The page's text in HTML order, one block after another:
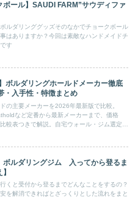
ボール】SAUDI FARM”サウディファ
ルダリンググッズそのなかでチョークボール
はありますか？今回は素敵なハンドメイドチ
す
ボルダリングホールドメーカー徹底
・入手性・特徴まとめ
の主要メーカーを2026年最新版で比較。
など定番から最新メーカーまで、価格
較表つきで解説。自宅ウォール・ジム選定の
ボルダリングジム 入ってから登るま
くと受付から登るまでどんなことをするの？
を解消できればとざっくりとした流れをまと